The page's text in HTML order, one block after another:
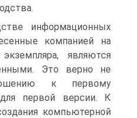
информационных
компанией на
являются
Это верно не
к первому
первой версии. К
компьютерной